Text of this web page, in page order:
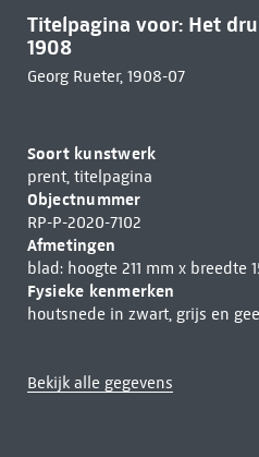
Titelpagina voor: Het
1908
Georg Rueter, 1908-07
Soort kunstwerk
prent, titelpagina
Objectnummer
RP-P-2020-7102
Afmetingen
blad: hoogte 211 mm x breedte
Fysieke kenmerken
houtsnede in zwart, grijs en
Bekijk alle gegevens